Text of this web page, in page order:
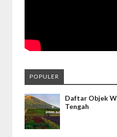
POPULER
Daftar Objek
Tengah